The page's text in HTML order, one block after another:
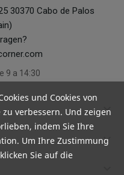
30370 Cabo de Palos
9 a 14:30
keyboard_arrow_down
keyboard_arrow_down
und Cookies von
verbessern. Und zeigen
indem Sie Ihre
Um Ihre Zustimmung
Sie auf die